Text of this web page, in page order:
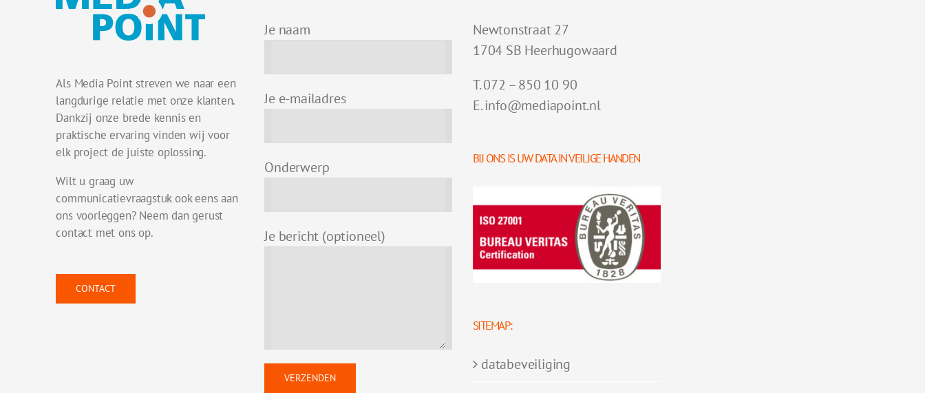
Als Media Point streven we naar een
langdurige relatie met onze klanten.
Dankzij onze brede kennis en
praktische ervaring vinden wij voor
elk project de juiste oplossing.
Wilt u graag uw
communicatievraagstuk ook eens aan
ons voorleggen? Neem dan gerust
contact met ons op.
CONTACT
Je naam
Je e-mailadres
Onderwerp
Je bericht (optioneel)
Newtonstraat 27
1704 SB Heerhugowaard
T. 072 – 850 10 90
E. info@mediapoint.nl
BIJ ONS IS UW DATA IN VEILIGE HANDEN
SITEMAP:
databeveiliging